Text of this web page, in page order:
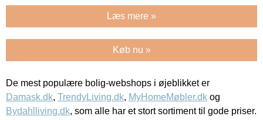
Læs mere »
Køb nu »
De mest populære bolig-webshops i øjeblikket er
Damask.dk, TrendyLiving.dk, MyHomeMøbler.dk og
Bydahlliving.dk, som alle har et stort sortiment til gode priser.